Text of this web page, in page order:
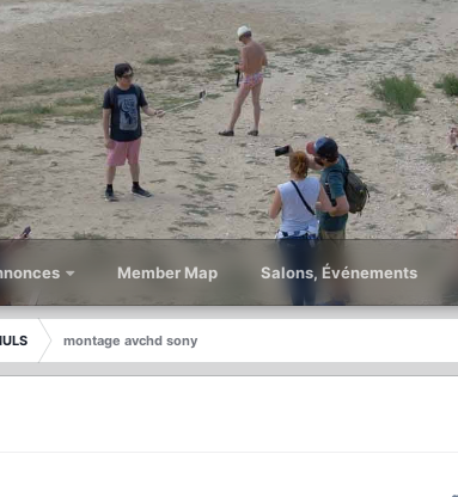
Member Map Salons, Événements
montage avchd sony